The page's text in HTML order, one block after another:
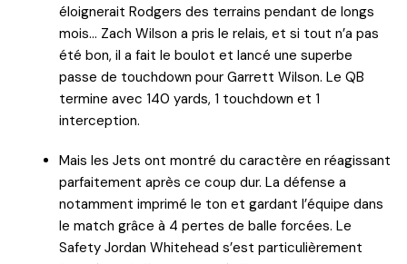
éloignerait Rodgers des terrains pendant de longs
mois… Zach Wilson a pris le relais, et si tout n’a pas
été bon, il a fait le boulot et lancé une superbe
passe de touchdown pour Garrett Wilson. Le QB
termine avec 140 yards, 1 touchdown et 1
interception.
Mais les Jets ont montré du caractère en réagissant
parfaitement après ce coup dur. La défense a
notamment imprimé le ton et gardant l’équipe dans
le match grâce à 4 pertes de balle forcées. Le
Safety Jordan Whitehead s’est particulièrement